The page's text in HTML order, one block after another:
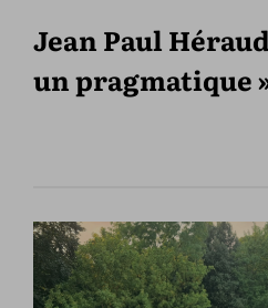
Jean Paul
un pragmatique